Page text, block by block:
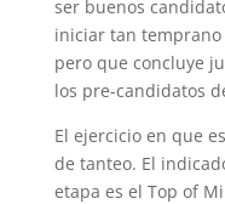
ser buenos
iniciar tan temprano
pero que concluye
los pre-candidatos
El ejercicio en que
de tanteo. El
etapa es el Top of